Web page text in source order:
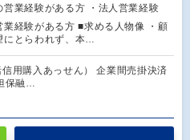
営業経験がある方 ・法人営業経験
業経験がある方 ■求める人物像 ・顧
にとらわれず、本…
用購入あっせん） 企業間売掛決済
保融…